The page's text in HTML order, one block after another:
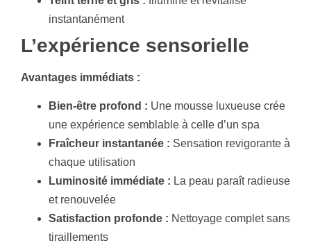
instantanément
L’expérience sensorielle
Avantages immédiats :
Bien-être profond : Une mousse luxueuse crée
une expérience semblable à celle d’un spa
Fraîcheur instantanée : Sensation revigorante à
chaque utilisation
Luminosité immédiate : La peau paraît radieuse
et renouvelée
Satisfaction profonde : Nettoyage complet sans
tiraillements